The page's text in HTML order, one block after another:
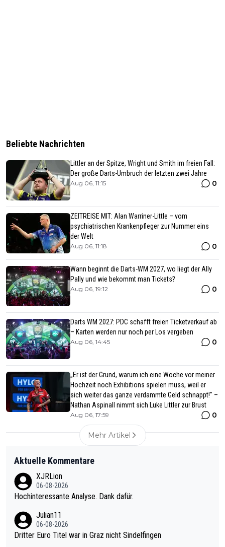
Beliebte Nachrichten
Littler an der Spitze, Wright und Smith im freien Fall:
Der große Darts-Umbruch der letzten zwei Jahre
Aug 06, 11:15 0
ZEITREISE MIT: Alan Warriner-Little – vom
psychiatrischen Krankenpfleger zur Nummer eins
der Welt
Aug 06, 11:18 0
Wann beginnt die Darts-WM 2027, wo liegt der Ally
Pally und wie bekommt man Tickets?
Aug 06, 19:12 0
Darts WM 2027: PDC schafft freien Ticketverkauf ab
– Karten werden nur noch per Los vergeben
Aug 06, 14:45 0
„Er ist der Grund, warum ich eine Woche vor meiner
Hochzeit noch Exhibitions spielen muss, weil er
sich weiter das ganze verdammte Geld schnappt!" –
Nathan Aspinall nimmt sich Luke Littler zur Brust
Aug 06, 17:59 0
Mehr Artikel
Aktuelle Kommentare
XJRLion
06-08-2026
Hochinteressante Analyse. Dank dafür.
Julian11
06-08-2026
Dritter Euro Titel war in Graz nicht Sindelfingen